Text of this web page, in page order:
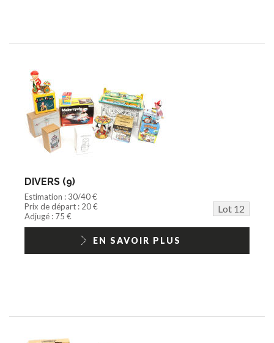
DIVERS (9)
Estimation : 30/40 €
Prix de départ : 20 €
Lot 12
Adjugé : 75 €
EN SAVOIR PLUS